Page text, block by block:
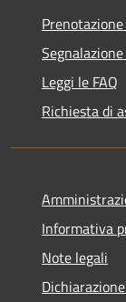
Leggi le FAQ
Richiesta di
Informativa
Note legali